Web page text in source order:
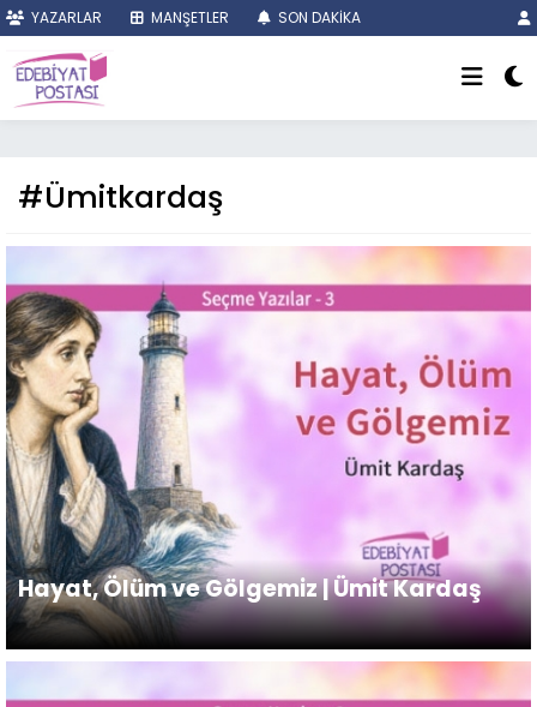
YAZARLAR MANŞETLER SON DAKİKA
#Ümitkardaş
Hayat, Ölüm ve Gölgemiz | Ümit Kardaş